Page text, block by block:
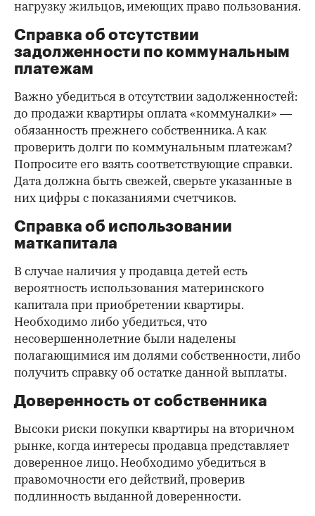
нагрузку жильцов, имеющих право пользования.
Справка об отсутствии
задолженности по коммунальным
платежам
Важно убедиться в отсутствии задолженностей:
до продажи квартиры оплата «коммуналки» —
обязанность прежнего собственника. А как
проверить долги по коммунальным платежам?
Попросите его взять соответствующие справки.
Дата должна быть свежей, сверьте указанные в
них цифры с показаниями счетчиков.
Справка об использовании
маткапитала
В случае наличия у продавца детей есть
вероятность использования материнского
капитала при приобретении квартиры.
Необходимо либо убедиться, что
несовершеннолетние были наделены
полагающимися им долями собственности, либо
получить справку об остатке данной выплаты.
Доверенность от собственника
Высоки риски покупки квартиры на вторичном
рынке, когда интересы продавца представляет
доверенное лицо. Необходимо убедиться в
правомочности его действий, проверив
подлинность выданной доверенности.